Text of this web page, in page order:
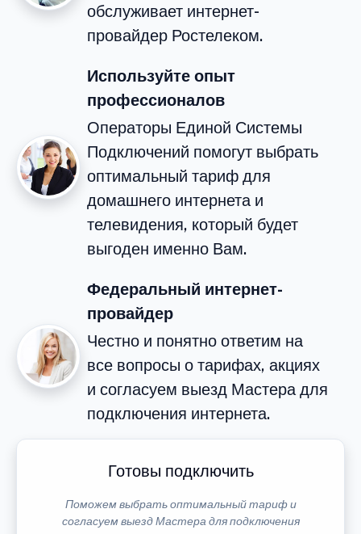
обслуживает интернет-
провайдер Ростелеком.
Используйте опыт
профессионалов
Операторы Единой Системы
Подключений помогут выбрать
оптимальный тариф для
домашнего интернета и
телевидения, который будет
выгоден именно Вам.
Федеральный интернет-
провайдер
Честно и понятно ответим на
все вопросы о тарифах, акциях
и согласуем выезд Мастера для
подключения интернета.
Готовы подключить
Поможем выбрать оптимальный тариф и
согласуем выезд Мастера для подключения